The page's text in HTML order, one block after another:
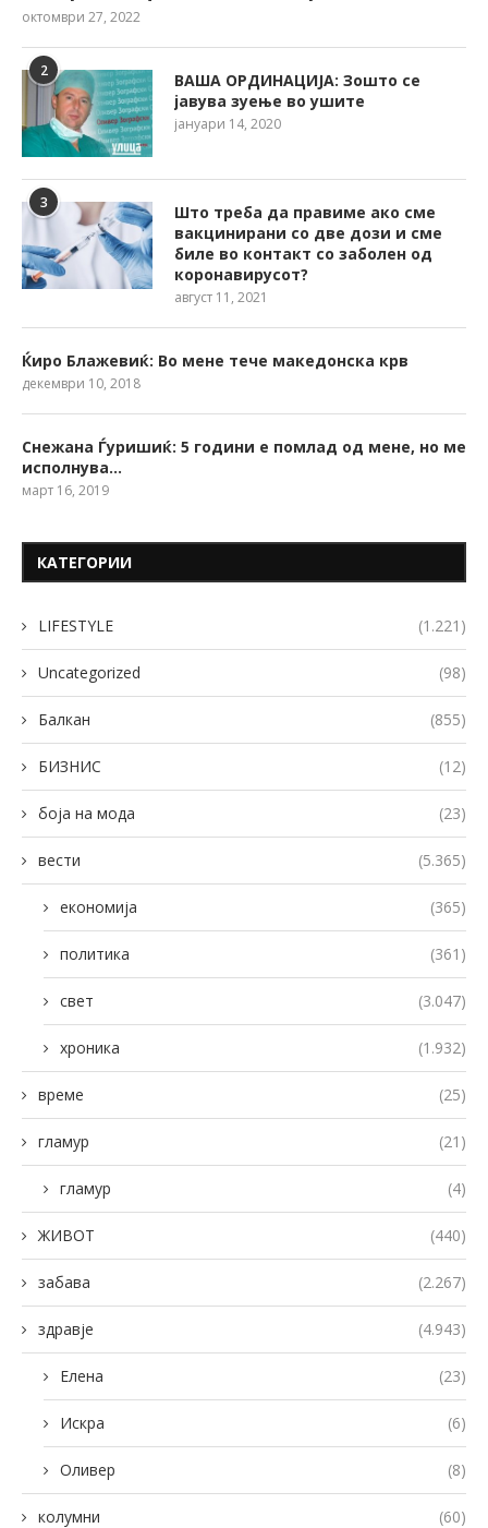
октомври 27, 2022
2
ВАША ОРДИНАЦИЈА: Зошто се
јавува зуење во ушите
јануари 14, 2020
3
Што треба да правиме ако сме
вакцинирани со две дози и сме
биле во контакт со заболен од
коронавирусот?
август 11, 2021
Ќиро Блажевиќ: Во мене тече македонска крв
декември 10, 2018
Снежана Ѓуришиќ: 5 години е помлад од мене, но ме
исполнува…
март 16, 2019
КАТЕГОРИИ
LIFESTYLE (1.221)
Uncategorized (98)
Балкан (855)
БИЗНИС (12)
боја на мода (23)
вести (5.365)
економија (365)
политика (361)
свет (3.047)
хроника (1.932)
време (25)
гламур (21)
гламур (4)
ЖИВОТ (440)
забава (2.267)
здравје (4.943)
Елена (23)
Искра (6)
Оливер (8)
колумни (60)